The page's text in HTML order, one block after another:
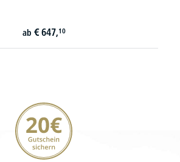
ab € 647,10
20€ Gutschein sichern